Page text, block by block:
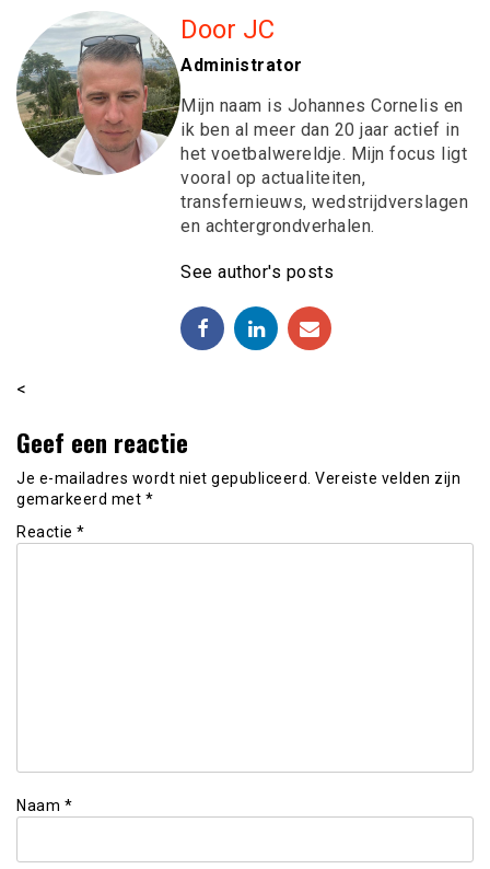
Door JC
Administrator
Mijn naam is Johannes Cornelis en
ik ben al meer dan 20 jaar actief in
het voetbalwereldje. Mijn focus ligt
vooral op actualiteiten,
transfernieuws, wedstrijdverslagen
en achtergrondverhalen.
See author's posts
<
Geef een reactie
Je e-mailadres wordt niet gepubliceerd. Vereiste velden zijn
gemarkeerd met *
Reactie *
Naam *